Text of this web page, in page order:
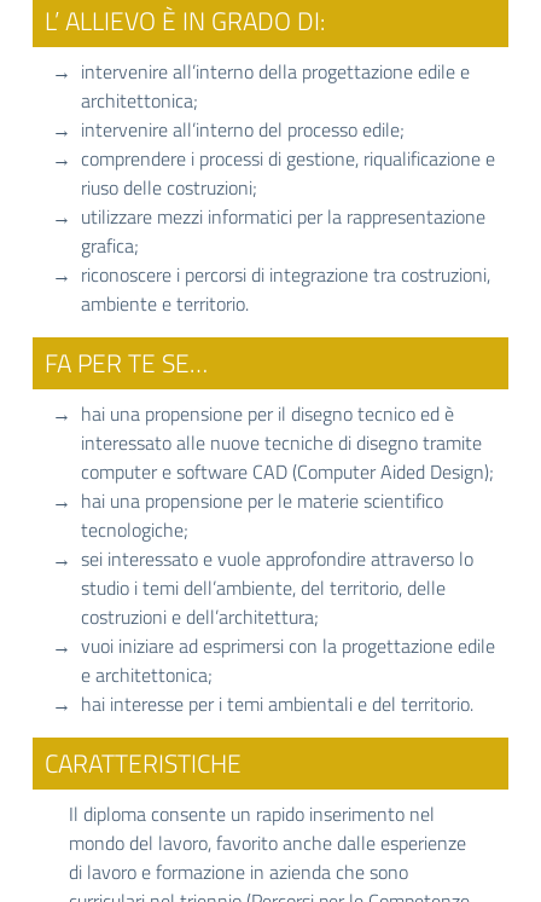
L’ ALLIEVO È IN GRADO DI:
intervenire all’interno della progettazione edile e
architettonica;
intervenire all’interno del processo edile;
comprendere i processi di gestione, riqualificazione e
riuso delle costruzioni;
utilizzare mezzi informatici per la rappresentazione
grafica;
riconoscere i percorsi di integrazione tra costruzioni,
ambiente e territorio.
FA PER TE SE…
hai una propensione per il disegno tecnico ed è
interessato alle nuove tecniche di disegno tramite
computer e software CAD (Computer Aided Design);
hai una propensione per le materie scientifico
tecnologiche;
sei interessato e vuole approfondire attraverso lo
studio i temi dell’ambiente, del territorio, delle
costruzioni e dell’architettura;
vuoi iniziare ad esprimersi con la progettazione edile
e architettonica;
hai interesse per i temi ambientali e del territorio.
CARATTERISTICHE
Il diploma consente un rapido inserimento nel
mondo del lavoro, favorito anche dalle esperienze
di lavoro e formazione in azienda che sono